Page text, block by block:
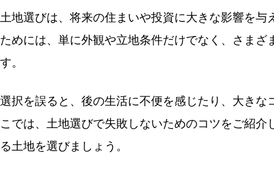
土地選びは、将来の住まいや投資に大きな影響を
ためには、単に外観や立地条件だけでなく、さま
す。
選択を誤ると、後の生活に不便を感じたり、大き
こでは、土地選びで失敗しないためのコツをご紹
る土地を選びましょう。